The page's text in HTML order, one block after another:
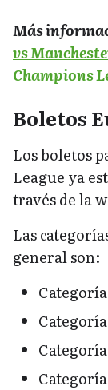
Más
vs
Champions
Boletos
Los boletos
League ya
través de la
Las
general son: